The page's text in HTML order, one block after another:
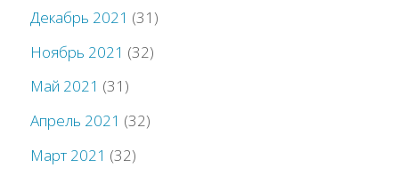
Декабрь 2021 (31)
Ноябрь 2021 (32)
Май 2021 (31)
Апрель 2021 (32)
Март 2021 (32)